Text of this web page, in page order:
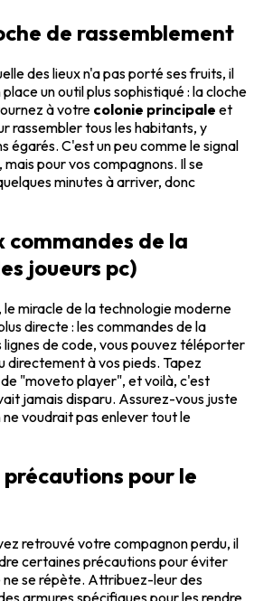
de rassemblement
des lieux n'a pas porté ses fruits, il
un outil plus sophistiqué : la cloche
à votre colonie principale et
rassembler tous les habitants, y
égarés. C'est un peu comme le signal
mais pour vos compagnons. Il se
minutes à arriver, donc
commandes de la
joueurs pc)
le miracle de la technologie moderne
directe : lescommandes de la
lignes de code, vous pouvez téléporter
directement à vos pieds. Tapez
"moveto player", et voilà, c'est
jamais disparu. Assurez-vous juste
ne voudrait pas enlever tout le
pour le
retrouvé votre compagnon perdu, il
certaines précautions pour éviter
se répète. Attribuez-leur des
armures spécifiques pour les rendre